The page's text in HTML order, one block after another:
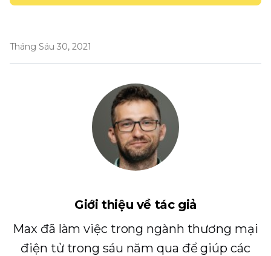
Tháng Sáu 30, 2021
Giới thiệu về tác giả
Max đã làm việc trong ngành thương mại
điện tử trong sáu năm qua để giúp các